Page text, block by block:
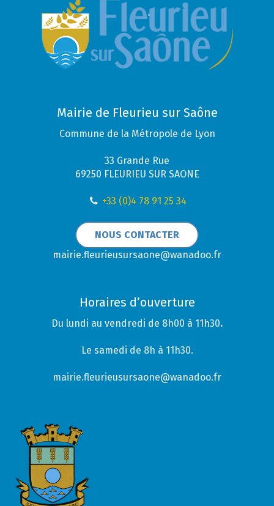
Mairie de Fleurieu sur Saône
Commune de la Métropole de Lyon
33 Grande Rue
69250 FLEURIEU SUR SAONE
+33 (0)4 78 91 25 34
NOUS CONTACTER
mairie.fleurieusursaone@wanadoo.fr
Horaires d’ouverture
Du lundi au vendredi de 8h00 à 11h30.
Le samedi de 8h à 11h30.
mairie.fleurieusursaone@wanadoo.fr